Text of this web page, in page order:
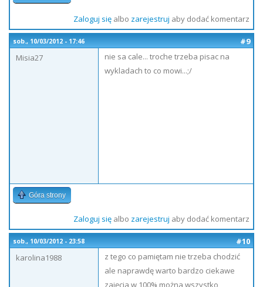
Zaloguj sięalbo zarejestruj aby dodać komentarz
sob., 10/03/2012 - 17:46
#9
Misia27
nie sa cale... troche trzeba pisac na
wykladach to co mowi...;/
Góra strony
Zaloguj sięalbo zarejestruj aby dodać komentarz
sob., 10/03/2012 - 23:58
#10
karolina1988
z tego co pamiętam nie trzeba chodzić
ale naprawdę warto bardzo ciekawe
zajęcia w 100% można wszystko